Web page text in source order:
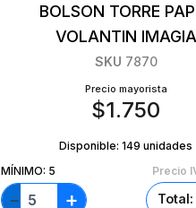
BOLSON TORRE
VOLANTIN IMAGIA
SKU 7870
Precio mayorista
$1.750
Disponible:149 unidades
MÍNIMO: 5 Precio
− +